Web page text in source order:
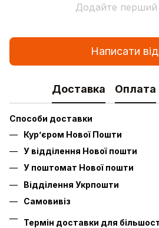
Додайте перший
Написати
Доставка Оплата
Способи доставки
Кур’єром Нової Пошти
У відділення Нової пошти
У поштомат Нової пошти
Відділення Укрпошти
Самовивіз
Термін доставки для